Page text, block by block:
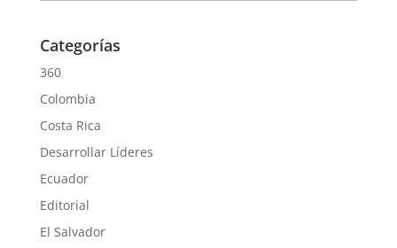
Categorías
360
Colombia
Costa Rica
Desarrollar Líderes
Ecuador
Editorial
El Salvador